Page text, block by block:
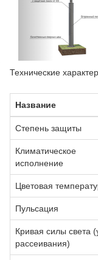
Технические
Название
Степень защиты
Климатическое
исполнение
Цветовая
Пульсация
Кривая силы света
рассеивания)